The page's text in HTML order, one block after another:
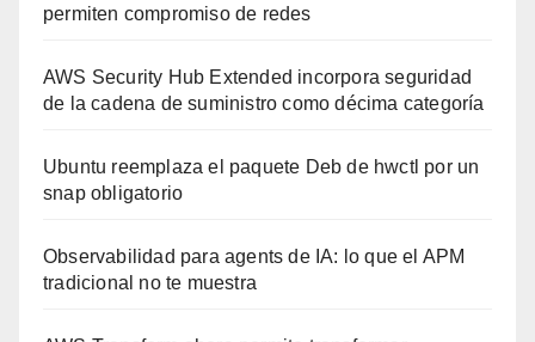
permiten compromiso de redes
AWS Security Hub Extended incorpora seguridad
de la cadena de suministro como décima categoría
Ubuntu reemplaza el paquete Deb de hwctl por un
snap obligatorio
Observabilidad para agents de IA: lo que el APM
tradicional no te muestra